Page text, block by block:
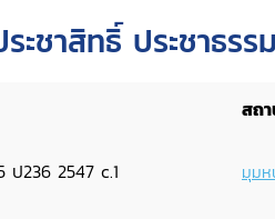
ะชาสิทธิ์ ประชาธรรม
สถ
ป236 2547 c.1 มุมห